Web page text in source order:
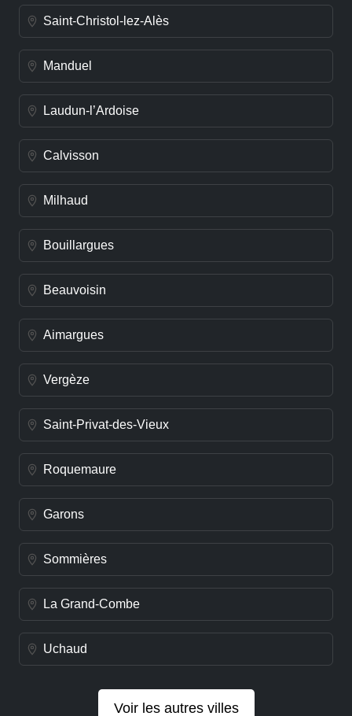
Saint-Christol-lez-Alès
Manduel
Laudun-l’Ardoise
Calvisson
Milhaud
Bouillargues
Beauvoisin
Aimargues
Vergèze
Saint-Privat-des-Vieux
Roquemaure
Garons
Sommières
La Grand-Combe
Uchaud
Voir les autres villes